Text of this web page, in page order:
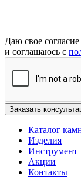
Даю свое
и соглашаюсь с
Каталог
Изделия
Инструмент
Акции
Контакты